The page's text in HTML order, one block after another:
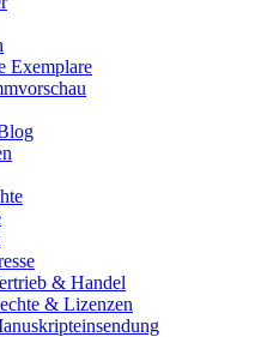
Exemplare
& Handel
& Lizenzen